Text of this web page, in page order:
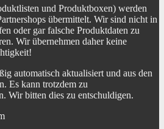
und Produktboxen) werden
übermittelt. Wir sind nicht in
oder gar falsche Produktdaten zu
Wir übernehmen daher keine
automatisch aktualisiert und aus den
Es kann trotzdem zu
Wir bitten dies zu entschuldigen.